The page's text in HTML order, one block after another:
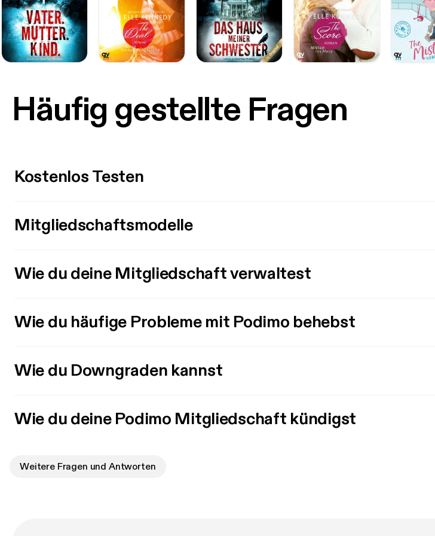
Häufig gestellte Fragen
Kostenlos Testen
Mitgliedschaftsmodelle
Wie du deine Mitgliedschaft verwaltest
Wie du häufige Probleme mit Podimo behebst
Wie du Downgraden kannst
Wie du deine Podimo Mitgliedschaft kündigst
Weitere Fragen und Antworten